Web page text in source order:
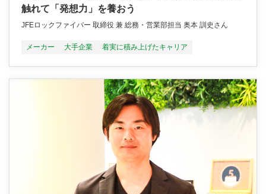
触れて「発想力」を養おう
JFEロックファイバー 取締役 兼 総務・営業部担当 奥本 訓史さん
メーカー 大手企業 着実に積み上げたキャリア